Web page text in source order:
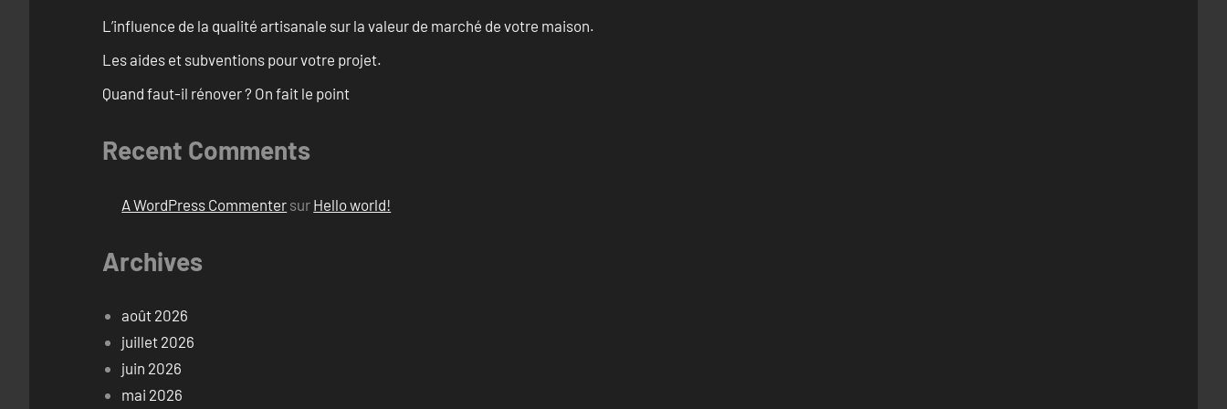
L’influence de la qualité artisanale sur la valeur de marché de votre maison.
Les aides et subventions pour votre projet.
Quand faut-il rénover ? On fait le point
Recent Comments
A WordPress Commenter sur Hello world!
Archives
août 2026
juillet 2026
juin 2026
mai 2026